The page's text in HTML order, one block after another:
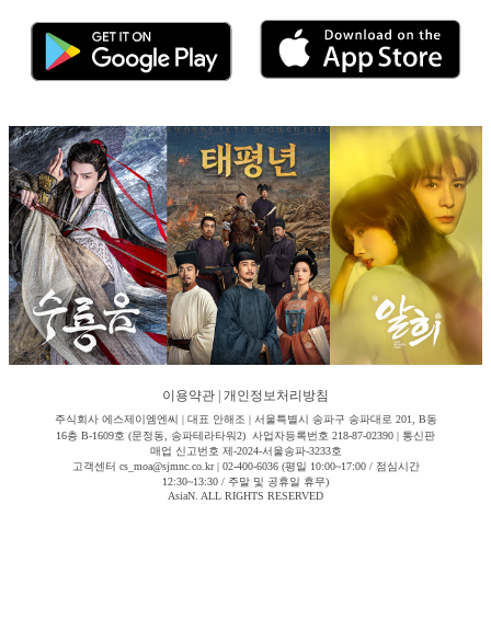
이용약관 개인정보처리방침
주식회사 에스제이엠엔씨 | 대표 안해조 | 서울특별시 송파구 송파대로 201, B동
16층 B-1609호 (문정동, 송파테라타워2) 사업자등록번호 218-87-02390 | 통신판
매업 신고번호 제-2024-서울송파-3233호
고객센터 cs_moa@sjmnc.co.kr | 02-400-6036 (평일 10:00~17:00 / 점심시간
12:30~13:30 / 주말 및 공휴일 휴무)
AsiaN. ALL RIGHTS RESERVED